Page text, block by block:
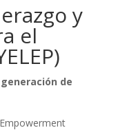
y
el
de